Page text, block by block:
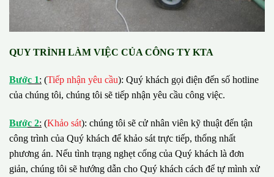
QUY TRÌNH LÀM VIỆC CỦA CÔNG TY KTA
Bước 1: (Tiếp nhận yêu cầu): Quý khách gọi điện đến số hotline
của chúng tôi, chúng tôi sẽ tiếp nhận yêu cầu công việc.
Bước 2: (Khảo sát): chúng tôi sẽ cử nhân viên kỹ thuật đến tận
công trình của Quý khách để khảo sát trực tiếp, thống nhất
phương án. Nếu tình trạng nghẹt cống của Quý khách là đơn
giản, chúng tôi sẽ hướng dẫn cho Quý khách cách để tự mình xử